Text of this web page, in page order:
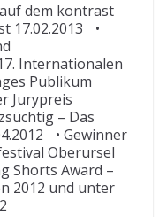
dem kontrast
17.02.2013 •
Internationalen
Publikum
Jurypreis
– Das
• Gewinner
Oberursel
Shorts Award –
2012 und unter